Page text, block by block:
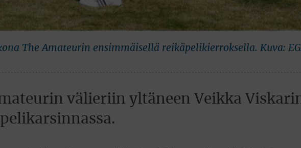
The Amateurin ensimmäisellä reikäpelikierroksella. Kuva:
välieriin yltäneen Veikka